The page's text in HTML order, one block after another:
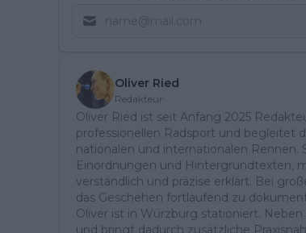
Oliver Ried
Redakteur
Oliver Ried ist seit Anfang 2025
professionellen Radsport und begleitet
nationalen und internationalen
Einordnungen und Hintergrundtexten,
verständlich und präzise erklärt. Bei
das Geschehen fortlaufend zu
Oliver ist in Würzburg stationiert.
und bringt dadurch zusätzliche